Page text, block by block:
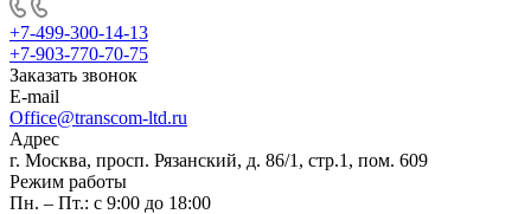
+7-499-300-14-13
+7-903-770-70-75
Заказать звонок
E-mail
Office@transcom-ltd.ru
Адрес
г. Москва, просп. Рязанский, д. 86/1, стр.1, пом. 609
Режим работы
Пн. – Пт.: с 9:00 до 18:00